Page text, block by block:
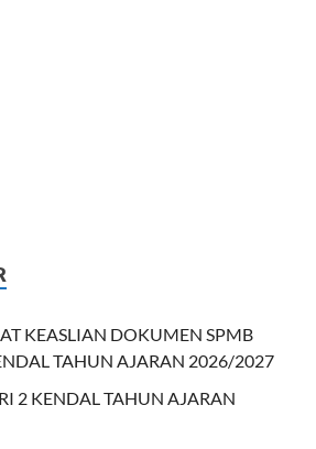
KEASLIAN DOKUMEN SPMB
TAHUN AJARAN 2026/2027
2 KENDAL TAHUN AJARAN